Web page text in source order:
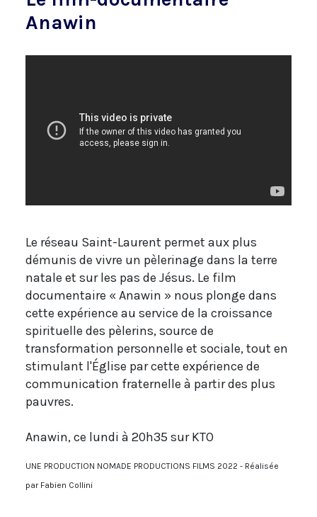
Anawin
Le réseau Saint-Laurent permet aux plus
démunis de vivre un pèlerinage dans la terre
natale et sur les pas de Jésus. Le film
documentaire « Anawin » nous plonge dans
cette expérience au service de la croissance
spirituelle des pèlerins, source de
transformation personnelle et sociale, tout en
stimulant l'Église par cette expérience de
communication fraternelle à partir des plus
pauvres.
Anawin, ce lundi à 20h35 sur KTO
UNE PRODUCTION NOMADE PRODUCTIONS FILMS 2022 - Réalisée
par Fabien Collini